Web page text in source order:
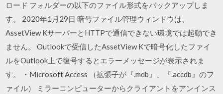
ロード フォルダーの以下のファイル形式をバックアップしま
す。 2020年1月29日 暗号ファイル管理ウィンドウは、
AssetView KサーバーとHTTPで通信できない環境では起動でき
ません。 Outlookで受信したAssetView Kで暗号化したファイ
ルをOutlook上で復号するとエラーメッセージが表示されま
す。 ・Microsoft Access （拡張子が『.mdb』、『.accdb』のフ
ァイル） ミラーコンピューターからクライアントをアンインス